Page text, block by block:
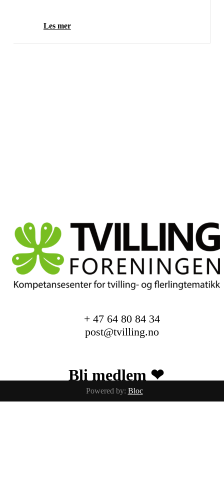
Les mer
+ 47 64 80 84 34
post@tvilling.no
Bli medlem ❤︎
Trykk her for innmelding
Powered by: Bloc